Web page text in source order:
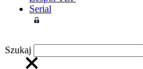
Serial
Szukaj